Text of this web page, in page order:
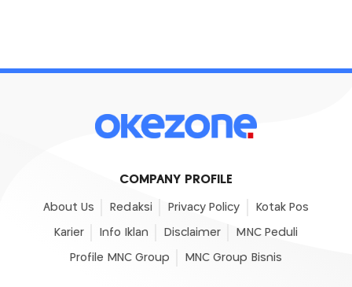
COMPANY PROFILE
About Us Redaksi Privacy Policy Kotak Pos
Karier Info Iklan Disclaimer MNC Peduli
Profile MNC Group MNC Group Bisnis